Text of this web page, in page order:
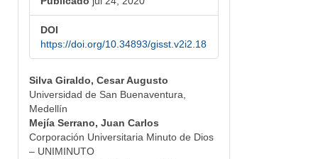
DOI
https://doi.org/10.34893/gisst.v2i2.18
Silva Giraldo, Cesar Augusto
Universidad de San Buenaventura,
Medellín
Mejía Serrano, Juan Carlos
Corporación Universitaria Minuto de Dios
– UNIMINUTO